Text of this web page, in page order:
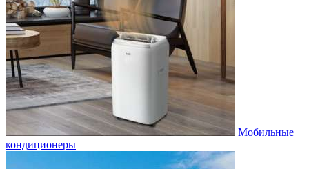
Мобильные
кондиционеры